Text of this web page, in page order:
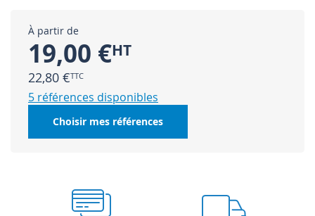
À partir de
19,00 €
22,80 €
5 références disponibles
Choisir mes références